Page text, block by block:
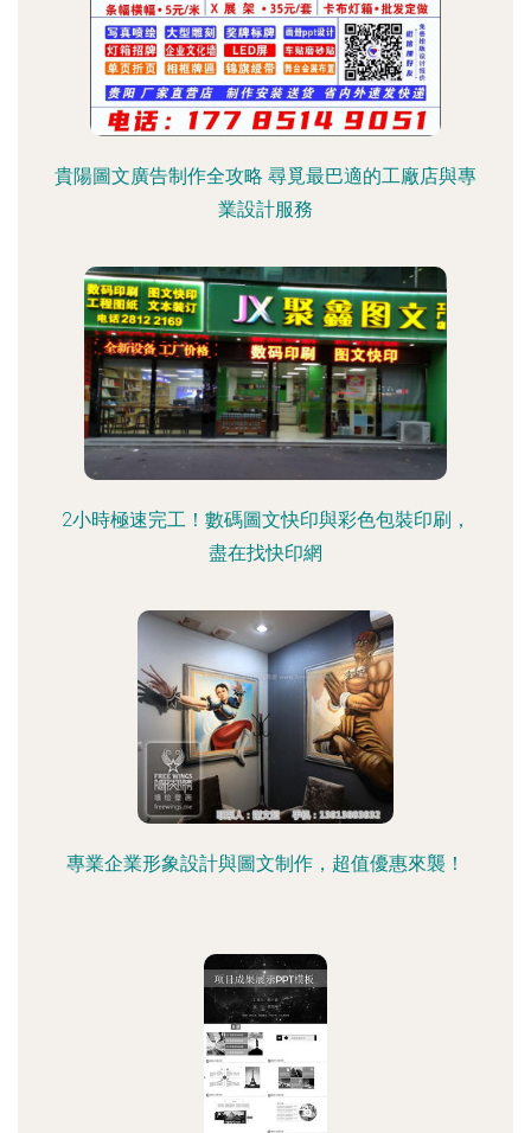
貴陽圖文廣告制作全攻略 尋覓最巴適的工廠店與專
業設計服務
2小時極速完工！數碼圖文快印與彩色包裝印刷，
盡在找快印網
專業企業形象設計與圖文制作，超值優惠來襲！